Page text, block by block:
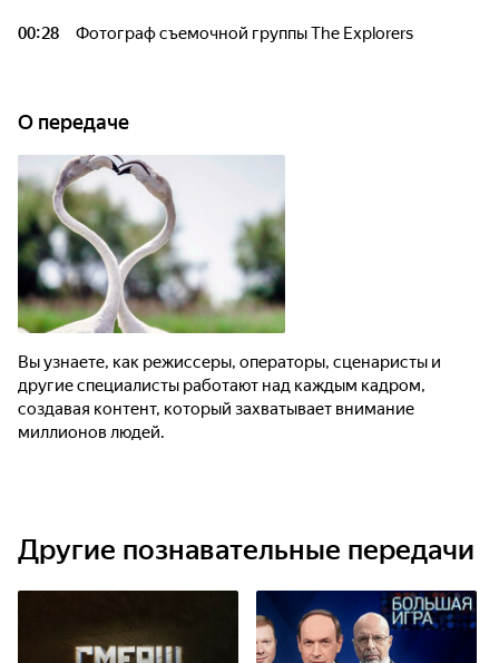
00:28 Фотограф съемочной группы The Explorers
О передаче
Вы узнаете, как режиссеры, операторы, сценаристы и
другие специалисты работают над каждым кадром,
создавая контент, который захватывает внимание
миллионов людей.
Другие познавательные передачи